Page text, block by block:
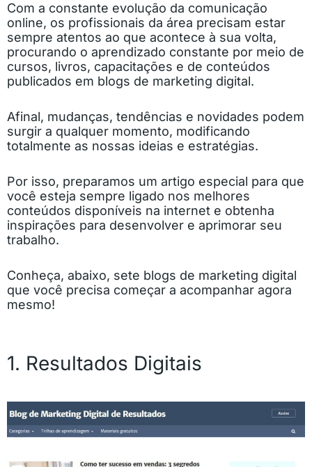
Com a constante evolução da comunicação
online, os profissionais da área precisam estar
sempre atentos ao que acontece à sua volta,
procurando o aprendizado constante por meio de
cursos, livros, capacitações e de conteúdos
publicados em blogs de marketing digital.
Afinal, mudanças, tendências e novidades podem
surgir a qualquer momento, modificando
totalmente as nossas ideias e estratégias.
Por isso, preparamos um artigo especial para que
você esteja sempre ligado nos melhores
conteúdos disponíveis na internet e obtenha
inspirações para desenvolver e aprimorar seu
trabalho.
Conheça, abaixo, sete blogs de marketing digital
que você precisa começar a acompanhar agora
mesmo!
1. Resultados Digitais